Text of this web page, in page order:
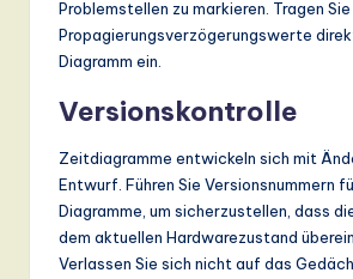
Problemstellen zu markieren. Tragen
Propagierungsverzögerungswerte
Diagramm ein.
Versionskontrolle
Zeitdiagramme entwickeln sich mit
Entwurf. Führen Sie Versionsnummern
Diagramme, um sicherzustellen, dass
dem aktuellen Hardwarezustand
Verlassen Sie sich nicht auf das